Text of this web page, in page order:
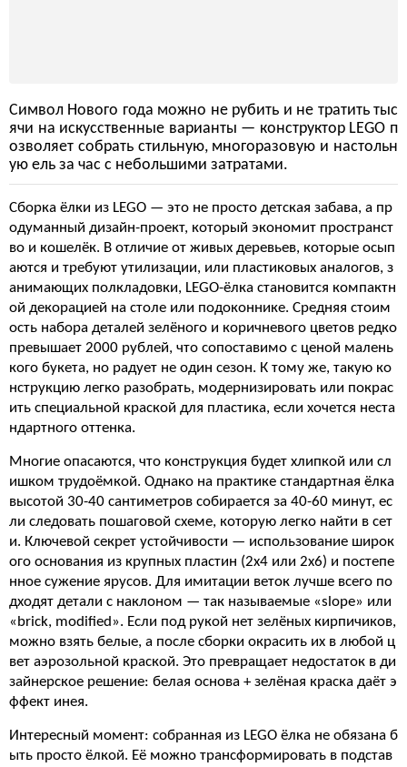
Символ Нового года можно не рубить и не тратить тыс
ячи на искусственные варианты — конструктор LEGO п
озволяет собрать стильную, многоразовую и настольн
ую ель за час с небольшими затратами.
Сборка ёлки из LEGO — это не просто детская забава, а пр
одуманный дизайн-проект, который экономит пространст
во и кошелёк. В отличие от живых деревьев, которые осып
аются и требуют утилизации, или пластиковых аналогов, з
анимающих полкладовки, LEGO-ёлка становится компактн
ой декорацией на столе или подоконнике. Средняя стоим
ость набора деталей зелёного и коричневого цветов редко
превышает 2000 рублей, что сопоставимо с ценой малень
кого букета, но радует не один сезон. К тому же, такую ко
нструкцию легко разобрать, модернизировать или покрас
ить специальной краской для пластика, если хочется неста
ндартного оттенка.
Многие опасаются, что конструкция будет хлипкой или сл
ишком трудоёмкой. Однако на практике стандартная ёлка
высотой 30-40 сантиметров собирается за 40-60 минут, ес
ли следовать пошаговой схеме, которую легко найти в сет
и. Ключевой секрет устойчивости — использование широк
ого основания из крупных пластин (2x4 или 2x6) и постепе
нное сужение ярусов. Для имитации веток лучше всего по
дходят детали с наклоном — так называемые «slope» или
«brick, modified». Если под рукой нет зелёных кирпичиков,
можно взять белые, а после сборки окрасить их в любой ц
вет аэрозольной краской. Это превращает недостаток в ди
зайнерское решение: белая основа + зелёная краска даёт э
ффект инея.
Интересный момент: собранная из LEGO ёлка не обязана б
ыть просто ёлкой. Её можно трансформировать в подстав